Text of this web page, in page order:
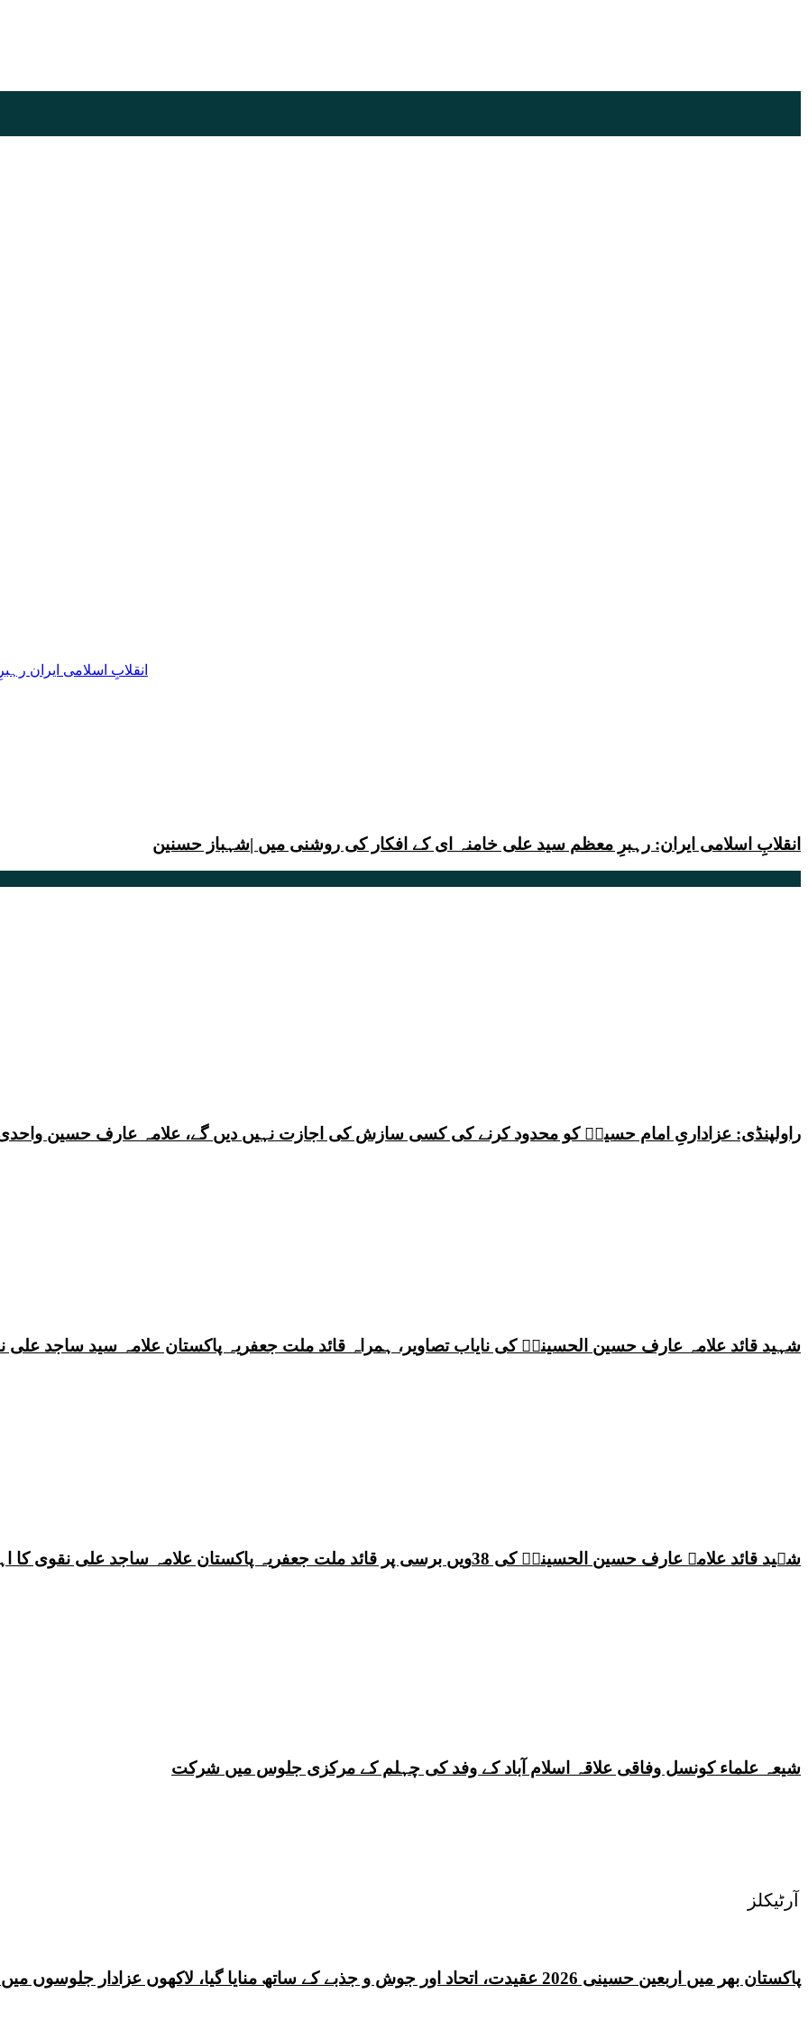
آرٹیکلز
انقلابِ اسلامی ایران: رہبرِ معظم سید علی خامنہ ای کے افکار کی روشنی میں |شہباز حسنین
راولپنڈی: عزاداریِ امام حسینؑ کو محدود کرنے کی کسی سازش کی اجازت نہیں دیں گے، علامہ عارف حسین
شہید قائد علامہ عارف حسین الحسینیؒ کی نایاب تصاویر، ہمراہ قائد ملت جعفریہ پاکستان علامہ سید ساجد علی
شہید قائد علامہ عارف حسین الحسینیؒ کی 38ویں برسی پر قائد ملت جعفریہ پاکستان علامہ ساجد علی نقوی کا اہم پیغام
شیعہ علماء کونسل وفاقی علاقہ اسلام آباد کے وفد کی چہلم کے مرکزی جلوس میں شرکت
پاکستان بھر میں اربعین حسینی 2026 عقیدت، اتحاد اور جوش و جذبے کے ساتھ منایا گیا، لاکھوں عزادار جلوسوں میں شریک